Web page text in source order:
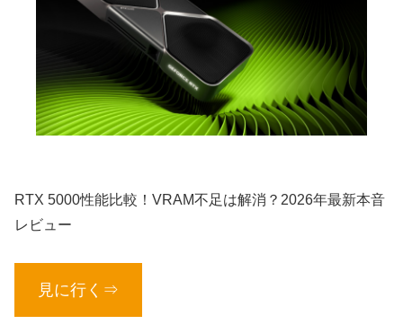
RTX 5000性能比較！VRAM不足は解消？2026年最新本音
レビュー
見に行く⇒